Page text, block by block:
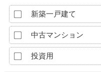
新築一戸建て
中古マンション
投資用